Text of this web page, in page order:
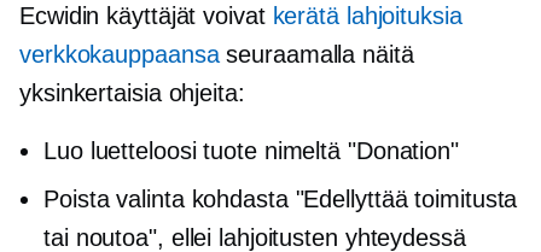
Ecwidin käyttäjät voivat kerätä lahjoituksia
verkkokauppaansaseuraamalla näitä
yksinkertaisia ​​ohjeita:
Luo luetteloosi tuote nimeltä "Donation"
Poista valinta kohdasta "Edellyttää toimitusta
tai noutoa", ellei lahjoitusten yhteydessä